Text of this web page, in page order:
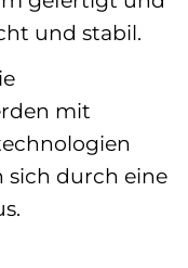
und stabil.
mit
sich durch eine